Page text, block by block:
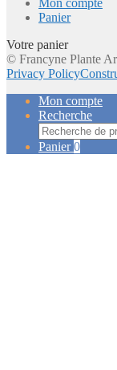
Mon compte
Panier
Votre panier
© Francyne Plante
Privacy Policy
Mon compte
Recherche
Recherche
pour :
Panier0